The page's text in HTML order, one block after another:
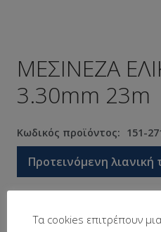
ΜΕΣΙΝΕΖΑ
3.30mm 23m
Κωδικός προϊόντος: 151-
Προτεινόμενη λιανική
Τα cookies επιτρέπουν μια